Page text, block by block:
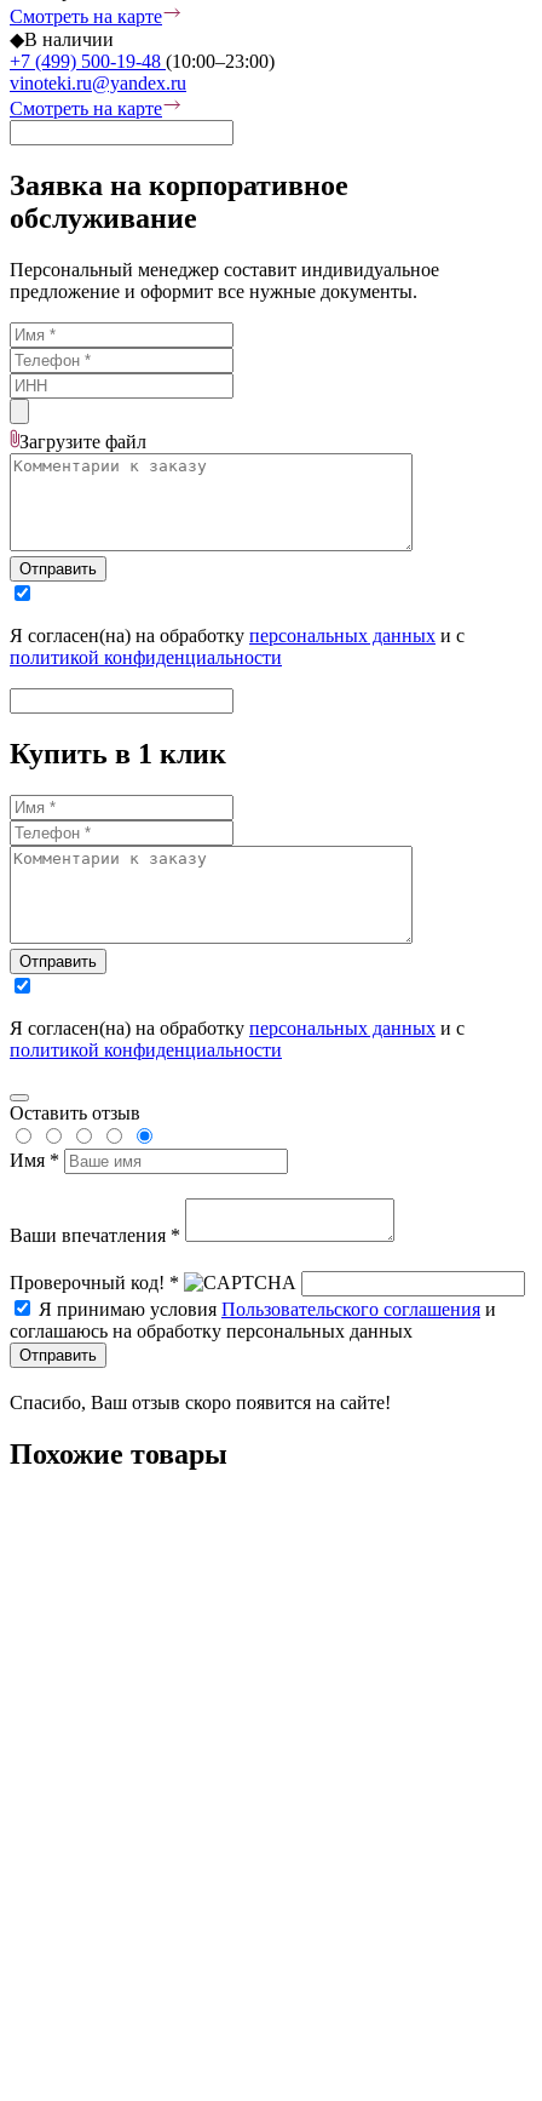
Смотреть на карте
◆В наличии
+7 (499) 500-19-48 (10:00–23:00)
vinoteki.ru@yandex.ru
Смотреть на карте
Заявка на корпоративное
обслуживание
Персональный менеджер составит индивидуальное
предложение и оформит все нужные документы.
Загрузите файл
Отправить
Я согласен(на) на обработку персональных данных и с
политикой конфиденциальности
Купить в 1 клик
Отправить
Я согласен(на) на обработку персональных данных и с
политикой конфиденциальности
Оставить отзыв
Имя *
Ваши впечатления *
Проверочный код! *
Я принимаю условия Пользовательского соглашения и
соглашаюсь на обработку персональных данных
Отправить
Спасибо, Ваш отзыв скоро появится на сайте!
Похожие товары